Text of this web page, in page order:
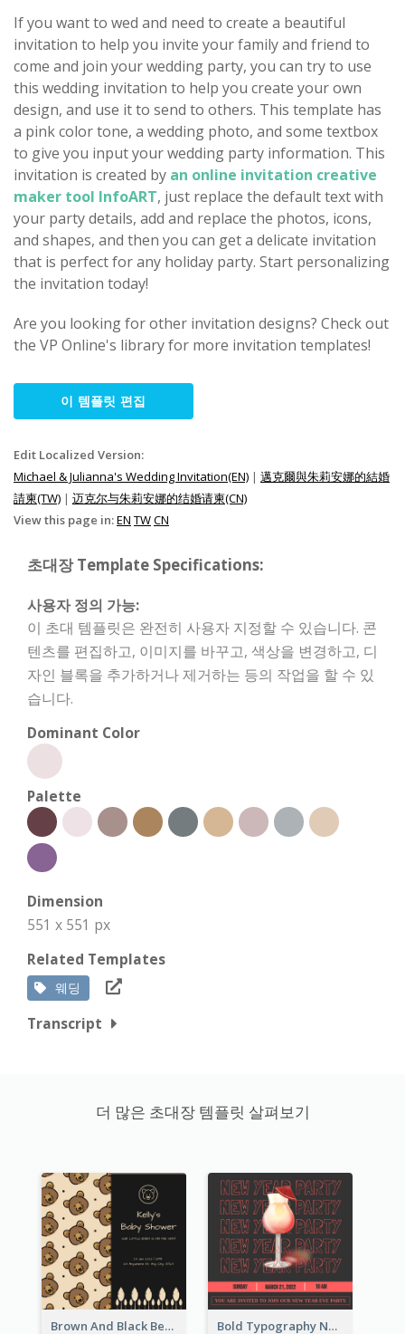
If you want to wed and need to create a beautiful
invitation to help you invite your family and friend to
come and join your wedding party, you can try to use
this wedding invitation to help you create your own
design, and use it to send to others. This template has
a pink color tone, a wedding photo, and some textbox
to give you input your wedding party information. This
invitation is created by an online invitation creative
maker tool InfoART, just replace the default text with
your party details, add and replace the photos, icons,
and shapes, and then you can get a delicate invitation
that is perfect for any holiday party. Start personalizing
the invitation today!
Are you looking for other invitation designs? Check out
the VP Online's library for more invitation templates!
이 템플릿 편집
Edit Localized Version:
Michael & Julianna's Wedding Invitation(EN) | 邁克爾與朱莉安娜的結婚
請柬(TW) | 迈克尔与朱莉安娜的结婚请柬(CN)
View this page in:EN TWCN
초대장 Template Specifications:
사용자 정의 가능:
이 초대 템플릿은 완전히 사용자 지정할 수 있습니다. 콘
텐츠를 편집하고, 이미지를 바꾸고, 색상을 변경하고, 디
자인 블록을 추가하거나 제거하는 등의 작업을 할 수 있
습니다.
Dominant Color
Palette
Dimension
551 x 551 px
Related Templates
웨딩
Transcript
더 많은 초대장 템플릿 살펴보기
Brown And Black Bear Cartoon Baby Shower Invitation Bold Typography New Year Party Invitation Design